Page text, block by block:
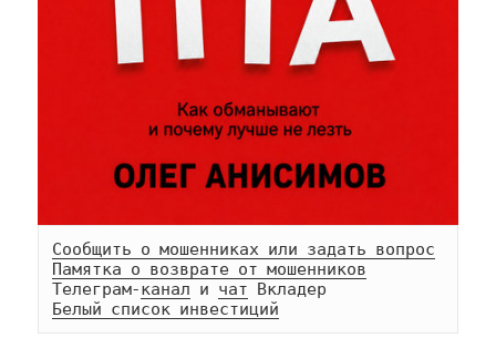
Сообщить о мошенниках или задать вопрос
Памятка о возврате от мошенников
Телеграм-канал и чат
Белый список инвестиций